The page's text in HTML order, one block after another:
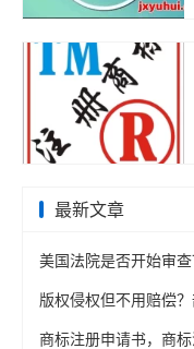
最新文章
美国法院是否开始审
版权侵权但不用赔偿
商标注册申请书，商